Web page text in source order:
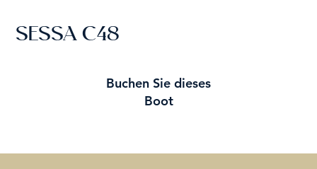
SESSA C48
Buchen Sie dieses
Boot